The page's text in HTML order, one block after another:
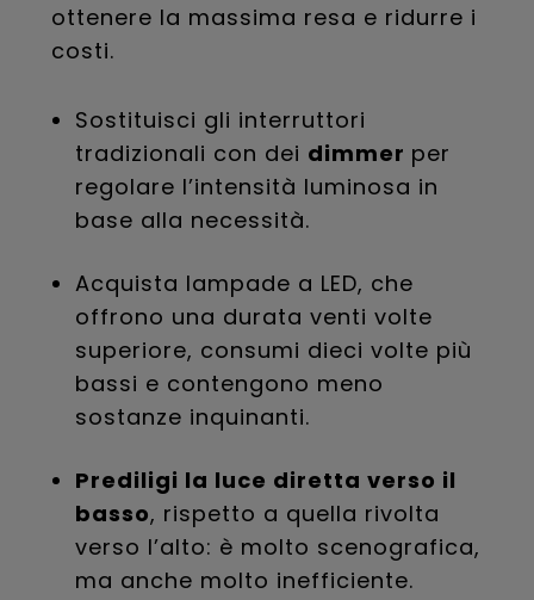
ottenere la massima resa e ridurre i
costi.
Sostituisci gli interruttori
tradizionali con dei dimmer per
regolare l’intensità luminosa in
base alla necessità.
Acquista lampade a LED, che
offrono una durata venti volte
superiore, consumi dieci volte più
bassi e contengono meno
sostanze inquinanti.
Prediligi la luce diretta verso il
basso, rispetto a quella rivolta
verso l’alto: è molto scenografica,
ma anche molto inefficiente.